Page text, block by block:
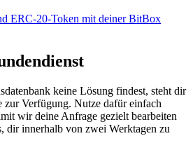
ERC-20-Token mit deiner BitBox
keine Lösung findest, steht dir
zur Verfügung. Nutze dafür einfach
wir deine Anfrage gezielt bearbeiten
dir innerhalb von zwei Werktagen zu